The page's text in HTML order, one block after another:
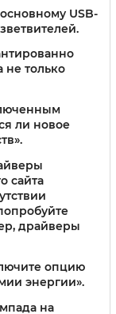
USB-
не только
ли новое
сайта
драйверы
опцию
энергии».
на